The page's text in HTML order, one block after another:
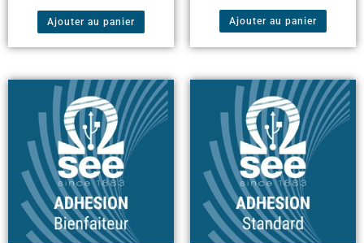
Ajouter au panier Ajouter au panier